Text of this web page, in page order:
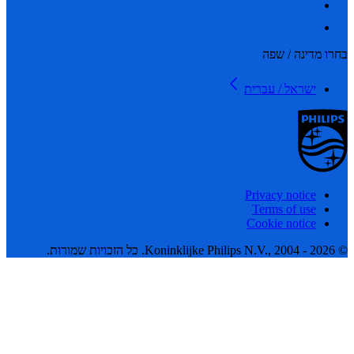
מדינה / שפה
ישראל / עברית
Privacy notice
Terms of use
Cookie notice